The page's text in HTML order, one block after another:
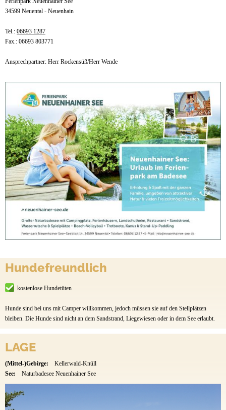
34599 Neuental - Neuenhain
Tel.: 06693 1287
Fax.: 06693 803771
Ansprechpartner: Herr Rockensüß/Herr Wende
Hundefreundlich
kostenlose Hundetüten
Hunde sind bei uns mit Camper willkommen, jedoch müssen sie auf den Stellplätzen
bleiben. Die Hunde sind nicht an dem Sandstrand, Liegewiesen oder in dem See erlaubt.
LAGE
(Mittel-)Gebirge:
Kellerwald-Knüll
See:
Naturbadesee Neuenhainer See